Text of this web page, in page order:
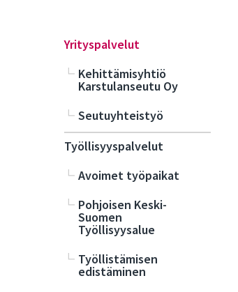
Yrityspalvelut
Kehittämisyhtiö
Karstulanseutu Oy
Seutuyhteistyö
Työllisyyspalvelut
Avoimet työpaikat
Pohjoisen Keski-
Suomen
Työllisyysalue
Työllistämisen
edistäminen